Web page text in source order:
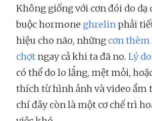
Không giống với cơn đói do dạ
buộc hormone ghrelin phải
hiệu cho não, những cơn thèm
chợt ngay cả khi ta đã no. Lý do
có thể do lo lắng, mệt mỏi,
thích từ hình ảnh và video ẩm
chí đây còn là một cơ chế trì